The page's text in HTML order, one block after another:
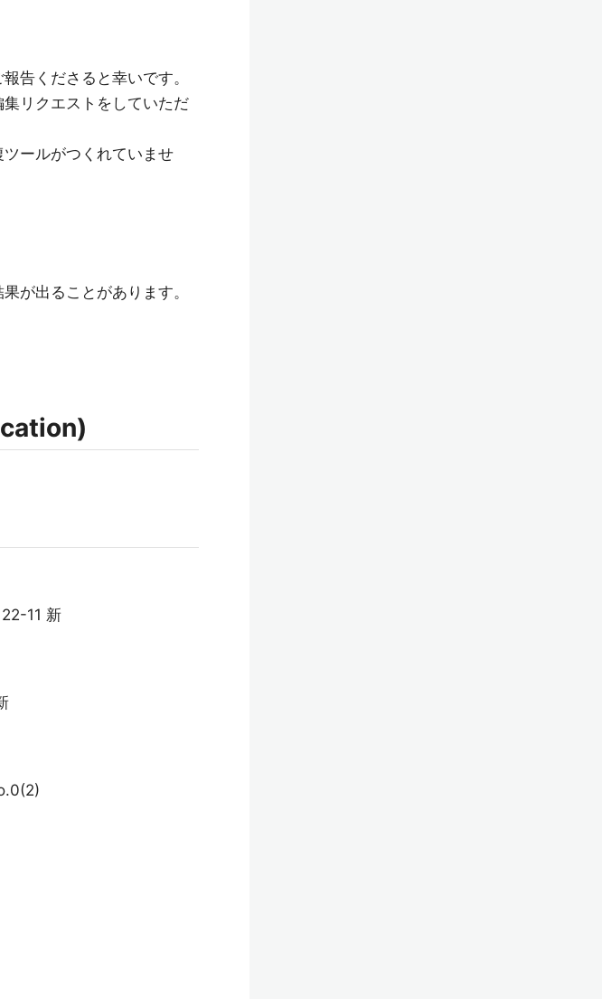
告くださると幸いです。
リクエストをしていただ
ールがつくれていませ
が出ることがあります。
11 新